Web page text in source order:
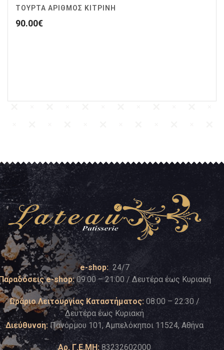
ΤΟΥΡΤΑ ΑΡΙΘΜΟΣ ΚΙΤΡΙΝΗ
90.00€
e-shop: 24/7
e-shop:09:00 – 21:00 / Δευτέρα έως Κυριακή
Ωράριο Λειτουργίας Καταστήματος: 08:00 – 22:30 /
Δευτέρα έως Κυριακή
Διεύθυνση: Πανόρμου 101, Αμπελόκηποι 11524, Αθήνα
Αρ. Γ.Ε.ΜΗ: 83232602000